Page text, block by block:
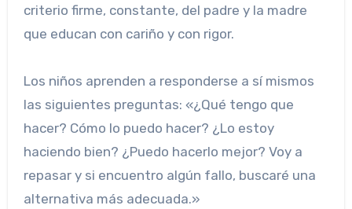
criterio firme, constante, del padre y la madre
que educan con cariño y con rigor.
Los niños aprenden a responderse a sí mismos
las siguientes preguntas: «¿Qué tengo que
hacer? Cómo lo puedo hacer? ¿Lo estoy
haciendo bien? ¿Puedo hacerlo mejor? Voy a
repasar y si encuentro algún fallo, buscaré una
alternativa más adecuada.»